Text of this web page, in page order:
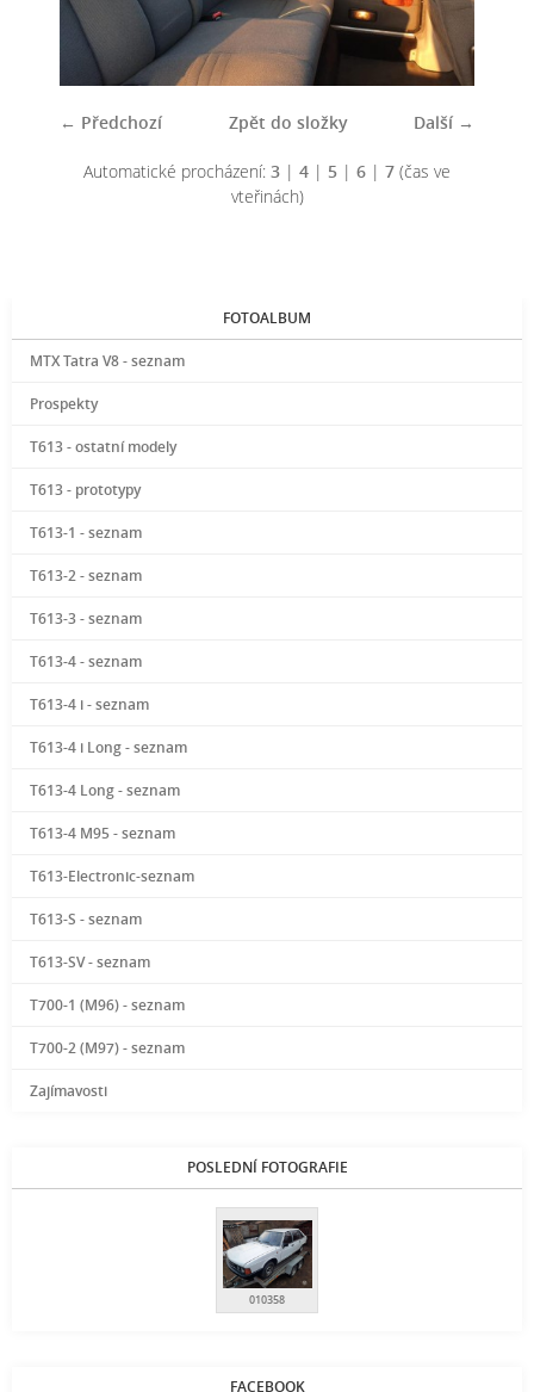
← Předchozí Další →
Zpět do složky
Automatické procházení: 3 | 4 | 5 | 6 | 7 (čas ve
vteřinách)
FOTOALBUM
MTX Tatra V8 - seznam
Prospekty
T613 - ostatní modely
T613 - prototypy
T613-1 - seznam
T613-2 - seznam
T613-3 - seznam
T613-4 - seznam
T613-4 i - seznam
T613-4 i Long - seznam
T613-4 Long - seznam
T613-4 M95 - seznam
T613-Electronic-seznam
T613-S - seznam
T613-SV - seznam
T700-1 (M96) - seznam
T700-2 (M97) - seznam
Zajímavosti
POSLEDNÍ FOTOGRAFIE
010358
FACEBOOK